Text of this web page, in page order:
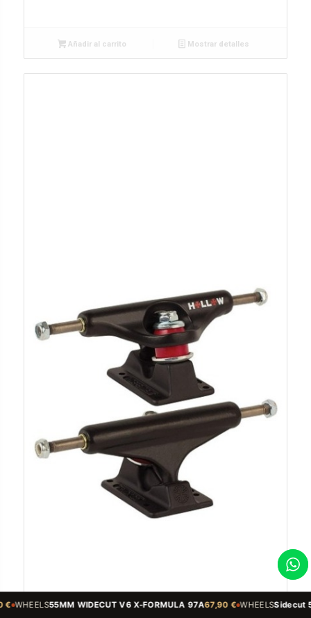
Añadir al carrito Mostrar detalles
WIDECUT V6 X-FORMULA 97A 67,90 € WHEELSSidecut 54mm 99A V5